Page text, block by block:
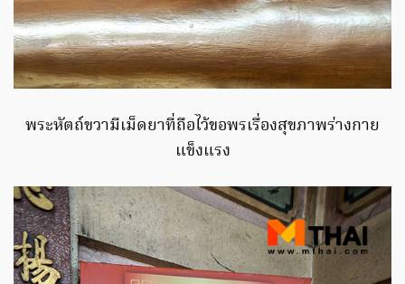
พระหัตถ์ขวามีเม็ดยาที่ถือไว้ขอพรเรื่องสุขภาพร่างกาย
แข็งแรง